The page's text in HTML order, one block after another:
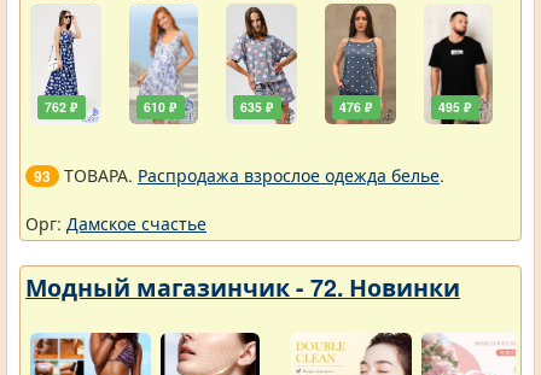
762 ₽ 610 ₽ 635 ₽ 476 ₽ 495 ₽
93 ТОВАРА. Распродажа взрослое одежда белье.
Орг: Дамское счастье
Модный магазинчик - 72. Новинки